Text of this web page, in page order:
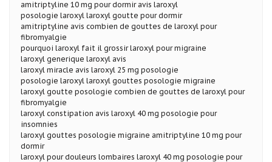
amitriptyline 10 mg pour dormir avis laroxyl
posologie laroxyl laroxyl goutte pour dormir
amitriptyline avis combien de gouttes de laroxyl pour
fibromyalgie
pourquoi laroxyl fait il grossir laroxyl pour migraine
laroxyl generique laroxyl avis
laroxyl miracle avis laroxyl 25 mg posologie
posologie laroxyl laroxyl gouttes posologie migraine
laroxyl goutte posologie combien de gouttes de laroxyl pour
fibromyalgie
laroxyl constipation avis laroxyl 40 mg posologie pour
insomnies
laroxyl gouttes posologie migraine amitriptyline 10 mg pour
dormir
laroxyl pour douleurs lombaires laroxyl 40 mg posologie pour